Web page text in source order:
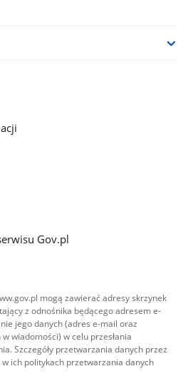
Gov.pl
mogą zawierać adresy skrzynek
z odnośnika będącego adresem e-
jego danych (adres e-mail oraz
wiadomości) w celu przesłania
Szczegóły przetwarzania danych przez
ich politykach przetwarzania danych